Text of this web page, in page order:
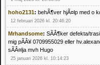
hoho2131: behÃ¶ver hjÃ¤lp med o
12 februari 2026 kl. 20:46:20
Mrhandsome: SÃÂ¶ker defekta/
mig pÃÂ¥ 0709955029 eller
sÃÂ¤lja mvh Hugo
25 januari 2026 kl. 10:14:23